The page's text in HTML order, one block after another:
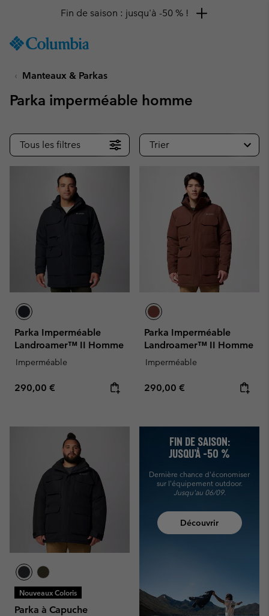
TO
SKIP
MAIN
SKIP
TO
SEARCH
Fin de saison : jusqu'à -50 % !
Manteaux & Parkas
Parka imperméable homme
Tous les filtres Trier
Parka Imperméable
Landroamer™ II Homme
Imperméable
Regular price:
290,00 €
Parka Imperméable
Landroamer™ II Homme
Imperméable
Regular price:
290,00 €
Nouveaux Coloris
Parka à Capuche
FIN DE SAISON:
JUSQU’À -50 %
Dernière chance d'économiser
sur l'équipement outdoor.
Jusqu'au 06/09.
Découvrir